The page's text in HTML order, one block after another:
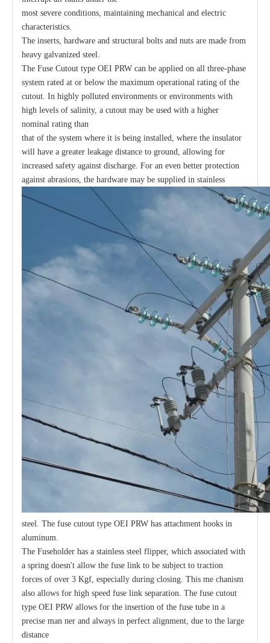
most severe conditions, maintaining mechanical and electric
characteristics.
The inserts, hardware and structural bolts and nuts are made from
heavy galvanized steel.
The Fuse Cutout type OEI PRW can be applied on all three-phase
system rated at or below the maximum operational rating of the
cutout. In highly polluted environments or environments with
high levels of salinity, a cutout may be used with a higher
nominal rating than
that of the system where it is being installed, where the insulator
will have a greater leakage distance to ground, allowing for
increased safety against discharge. For an even better protection
against abrasions, the hardware may be supplied in stainless
steel. The fuse cutout type OEI PRW has attachment hooks in
aluminum.
The Fuseholder has a stainless steel flipper, which associated with
a spring doesn't allow the fuse link to be subject to traction
forces of over 3 Kgf, especially during closing. This me chanism
also allows for high speed fuse link separation. The fuse cutout
type OEI PRW allows for the insertion of the fuse tube in a
precise man ner and always in perfect alignment, due to the large
distance